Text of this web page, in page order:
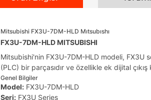
Mitsubishi FX3U-7DM-HLD Mıtsubıshı
FX3U-7DM-HLD MITSUBISHI
Mitsubishi'nin FX3U-7DM-HLD modeli, FX3U
(PLC) bir parçasıdır ve özellikle ek dijital
Genel Bilgiler
Model: FX3U-7DM-HLD
Seri: FX3U Series